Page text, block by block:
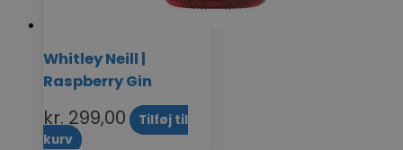
Whitley Neill |
Raspberry Gin
kr. 299,00
Tilføj til
kurv